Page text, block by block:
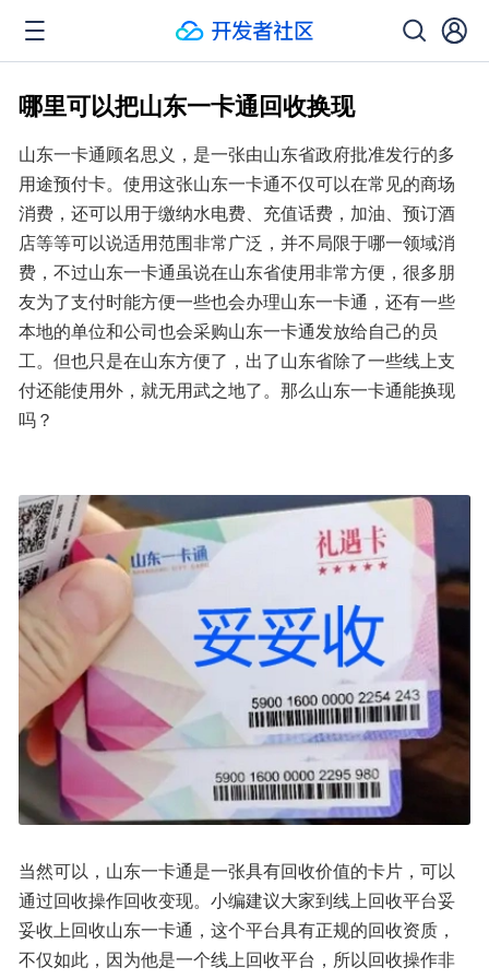
哪里可以把山东一卡通回收换现
山东一卡通顾名思义，是一张由山东省政府批准发行的多
用途预付卡。使用这张山东一卡通不仅可以在常见的商场
消费，还可以用于缴纳水电费、充值话费，加油、预订酒
店等等可以说适用范围非常广泛，并不局限于哪一领域消
费，不过山东一卡通虽说在山东省使用非常方便，很多朋
友为了支付时能方便一些也会办理山东一卡通，还有一些
本地的单位和公司也会采购山东一卡通发放给自己的员
工。但也只是在山东方便了，出了山东省除了一些线上支
付还能使用外，就无用武之地了。那么山东一卡通能换现
吗？
当然可以，山东一卡通是一张具有回收价值的卡片，可以
通过回收操作回收变现。小编建议大家到线上回收平台妥
妥收上回收山东一卡通，这个平台具有正规的回收资质，
不仅如此，因为他是一个线上回收平台，所以回收操作非